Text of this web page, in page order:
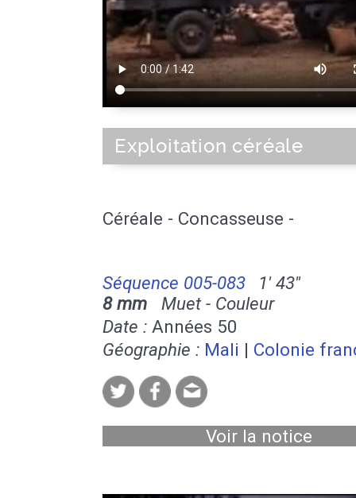
Exploitation céréale
Céréale - Concasseuse -
Séquence 005-083
1' 43''
8 mm Muet - Couleur
Date : Années 50
Géographie : Mali | Colonie
Voir la notice